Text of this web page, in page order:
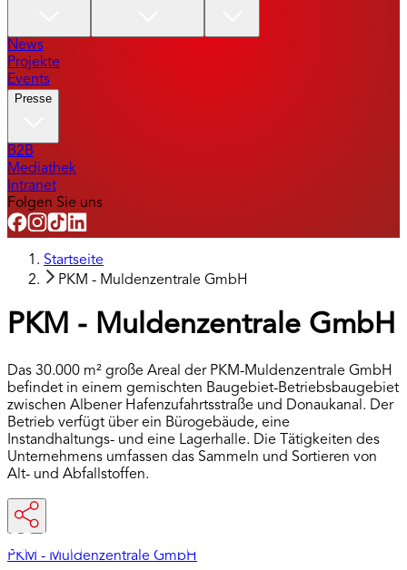
News
Projekte
Events
Presse
B2B
Mediathek
Intranet
Folgen Sie uns
Startseite
PKM - Muldenzentrale GmbH
PKM - Muldenzentrale GmbH
Das 30.000 m² große Areal der PKM-Muldenzentrale GmbH
befindet in einem gemischten Baugebiet-Betriebsbaugebiet
zwischen Albener Hafenzufahrtsstraße und Donaukanal. Der
Betrieb verfügt über ein Bürogebäude, eine
Instandhaltungs- und eine Lagerhalle. Die Tätigkeiten des
Unternehmens umfassen das Sammeln und Sortieren von
Alt- und Abfallstoffen.
PKM - Muldenzentrale GmbH